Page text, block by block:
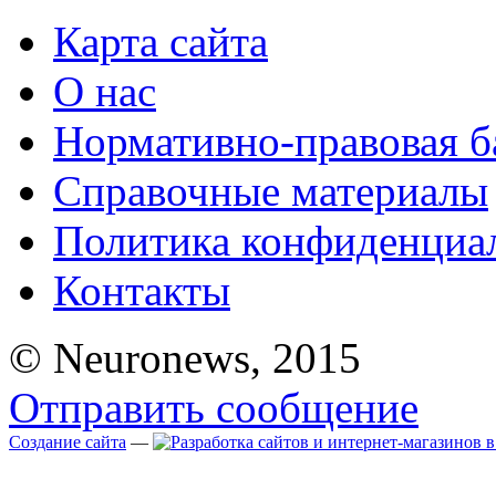
Карта сайта
О нас
Нормативно-правовая
Справочные материалы
Политика
Контакты
© Neuronews, 2015
Отправить сообщение
Создание сайта —